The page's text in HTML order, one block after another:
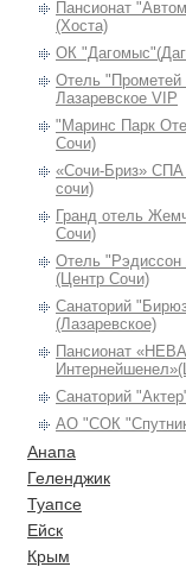
Пансионат
(Хоста)
ОК
Отель "Прометей
Лазаревское VIP
"Маринс Парк
Сочи)
«Сочи-Бриз» СПА
сочи)
Гранд отель
Сочи)
Отель "Рэдиссон
(Центр Сочи)
Санаторий
(Лазаревское)
Пансионат «НЕВА
Санаторий
АО "СОК
Анапа
Геленджик
Туапсе
Ейск
Крым